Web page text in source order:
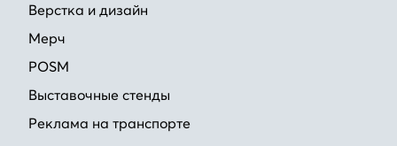
Верстка и дизайн
Мерч
POSM
Выставочные стенды
Реклама на транспорте